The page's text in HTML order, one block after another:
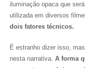
iluminação opaca que
utilizada em diversos
dois fatores técnicos.
É estranho dizer isso,
nesta narrativa. A forma